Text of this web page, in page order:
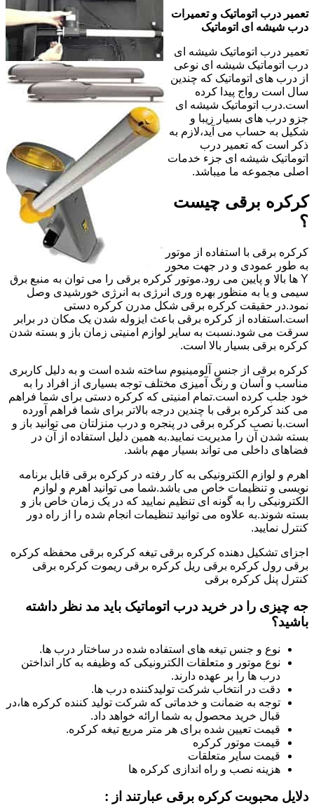
تعمیر درب اتوماتیک و تعمیرات
درب شیشه ای اتوماتیک
تعمیر درب اتوماتیک شیشه ای
درب اتوماتیک شیشه ای نوعی
از درب های اتوماتیک که چندین
سال است رواج پیدا کرده
است.درب اتوماتیک شیشه ای
جزو درب های بسیار زیبا و
شکیل به حساب می آید،لازم به
ذکر است که تعمیر درب
اتوماتیک شیشه ای جزء خدمات
اصلی مجموعه ما میباشد.
کرکره برقی چیست
؟
کرکره برقی با استفاده از موتور
به طور عمودی و در جهت محور
Y ها بالا و پایین می رود.موتور کرکره برقی را می توان به منبع برق
سیمی و یا به منظور بهره وری انرژی به انرژی خورشیدی وصل
نمود.در حقیقت کرکره برقی شکل مدرن کرکره دستی
است.استفاده از کرکره برقی باعث ایزوله شدن یک مکان در برابر
سرقت می شود.نسبت به سایر لوازم امنیتی زمان باز و بسته شدن
کرکره برقی بسیار بالا است.
کرکره برقی از جنس آلومینیوم ساخته شده است و به دلیل کاربری
مناسب و آسان و رنگ آمیزی مختلف توجه بسیاری از افراد را به
خود جلب کرده است.تمام امنیتی که کرکره دستی برای شما فراهم
می کند کرکره برقی با چندین درجه بالاتر برای شما فراهم آورده
است.با نصب کرکره برقی در پنجره و درب منزلتان می توانید باز و
بسته شدن آن را مدیریت نمایید.به همین دلیل استفاده از آن در
فضاهای داخلی می تواند بسیار مهم باشد.
اهرم و لوازم الکترونیکی به کار رفته در کرکره برقی قابل برنامه
نویسی و تنظیمات خاص می باشد.شما می توانید اهرم و لوازم
الکترونیکی را به گونه ای تنظیم نمایید که در یک زمان خاص باز و
بسته شوند.به علاوه می توانید تنظیمات انجام شده را از راه دور
کنترل نمایید.
اجزای تشکیل دهنده کرکره برقی تیغه کرکره برقی محفظه کرکره
برقی رول کرکره برقی ریل کرکره برقی ریموت کرکره برقی
کنترل پنل کرکره برقی
جه چیزی را در خرید درب اتوماتیک باید مد نظر داشته
باشید؟
نوع و جنس تیغه های استفاده شده در ساختار درب ها.
نوع موتور و متعلقات الکترونیکی که وظیفه به کار انداختن
درب ها را بر عهده دارند.
دقت در انتخاب شرکت تولیدکننده درب ها.
توجه به ضمانت و خدماتی که شرکت تولید کننده کرکره ها،در
قبال خرید محصول به شما ارائه خواهد داد.
قیمت تعیین شده برای هر متر مربع تیغه کرکره.
قیمت موتور کرکره
قیمت سایر متعلقات
هزینه نصب و راه اندازی کرکره ها
دلایل محبوبت کرکره برقی عبارتند از :